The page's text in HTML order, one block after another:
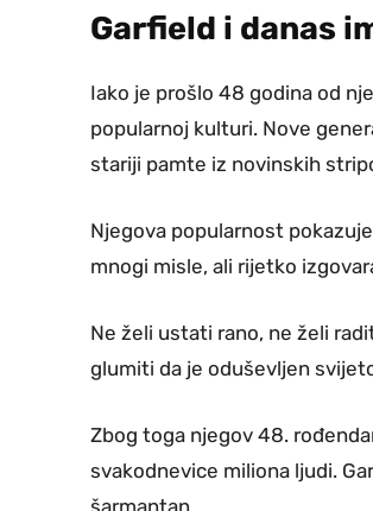
Garfield i danas
Iako je prošlo 48 godina od
popularnoj kulturi. Nove
stariji pamte iz novinskih
Njegova popularnost
mnogi misle, ali rijetko
Ne želi ustati rano, ne želi
glumiti da je oduševljen
Zbog toga njegov 48.
svakodnevice miliona ljudi.
šarmantan.